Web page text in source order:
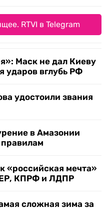
RTVI в Telegram
Маск не дал Киеву
ударов вглубь РФ
удостоили звания
в Амазонии
«российская мечта»
ЕР, КПРФ и ЛДПР
сложная зима за